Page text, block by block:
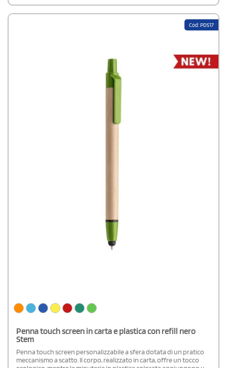
Cod: PD517
Penna touch screen in carta e plastica con refill nero
Stem
Penna touch screen personalizzabile a sfera dotata di un pratico
meccanismo a scatto. Il corpo, realizzato in carta, offre un tocco